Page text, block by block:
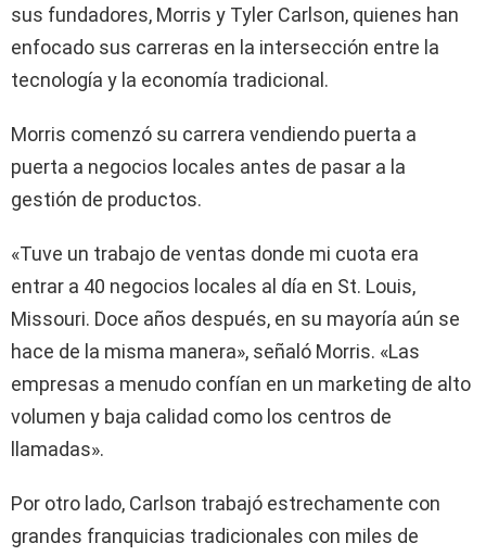
sus fundadores, Morris y Tyler Carlson, quienes han
enfocado sus carreras en la intersección entre la
tecnología y la economía tradicional.
Morris comenzó su carrera vendiendo puerta a
puerta a negocios locales antes de pasar a la
gestión de productos.
«Tuve un trabajo de ventas donde mi cuota era
entrar a 40 negocios locales al día en St. Louis,
Missouri. Doce años después, en su mayoría aún se
hace de la misma manera», señaló Morris. «Las
empresas a menudo confían en un marketing de alto
volumen y baja calidad como los centros de
llamadas».
Por otro lado, Carlson trabajó estrechamente con
grandes franquicias tradicionales con miles de